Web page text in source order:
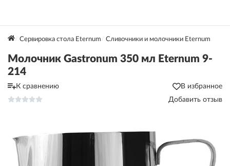
Сервировка стола Eternum Сливочники и молочники Eternum
Молочник Gastronum 350 мл Eternum 9-
214
К сравнению
В избранное
Добавить отзыв